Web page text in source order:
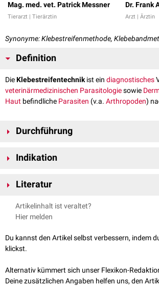
Mag. med. vet. Patrick Messner
Tierarzt | Tierärztin
Dr. Frank
Arzt | Ärztin
Synonyme: Klebestreifenmethode,
Definition
DieKlebestreifentechnikist ein diagnostisches
veterinärmedizinischen Parasitologiesowie
Haut befindliche Parasiten (v.a. Arthropoden)
Durchführung
durchsichtiges Klebeband (ca. 4
anschließend vorsichtig wieder abgezogen. Das
dann mit der klebenden Schicht nach unten glatt
und untersucht es anschließend
Um dieSensitivität
Indikation
Parasiten, die auf der Hautoberfläche leben. Dazu
Die Methode kann aber auch bei
Oxyurose) zum Einsatz kommen.
Literatur
Eckert J, Friedhoff KT, Zahner H, Deplazes P.
Parasitologie für die Tiermedizin. 2.,
GmbH & Co. KG. ISBN: 978-3-8304-1072-0
Artikelinhalt ist veraltet?
Hier melden
Du kannst den Artikel selbst verbessern, indem
klickst.
Alternativ kümmert sich unser Flexikon-
Deine zusätzlichen Angaben helfen uns, den